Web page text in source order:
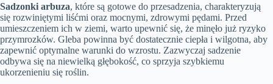
Sadzonki arbuza, które są gotowe do przesadzenia, charakteryzują
się rozwiniętymi liśćmi oraz mocnymi, zdrowymi pędami. Przed
umieszczeniem ich w ziemi, warto upewnić się, że minęło już ryzyko
przymrozków. Gleba powinna być dostatecznie ciepła i wilgotna, aby
zapewnić optymalne warunki do wzrostu. Zazwyczaj sadzenie
odbywa się na niewielką głębokość, co sprzyja szybkiemu
ukorzenieniu się roślin.